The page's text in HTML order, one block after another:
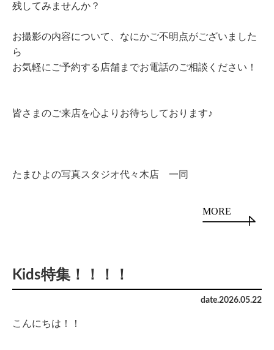
残してみませんか？
お撮影の内容について、なにかご不明点がございました
ら
お気軽にご予約する店舗までお電話のご相談ください！
皆さまのご来店を心よりお待ちしております♪
たまひよの写真スタジオ代々木店 一同
MORE
Kids特集！！！！
date.2026.05.22
こんにちは！！